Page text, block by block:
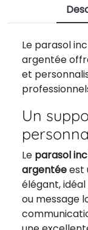
Le parasol
argentée
et
Un
Le parasol
argentéeest
élégant,
ou message